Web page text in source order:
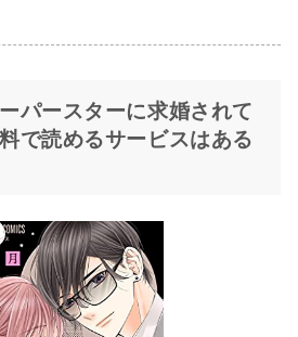
パースターに求婚されて
で読めるサービスはある